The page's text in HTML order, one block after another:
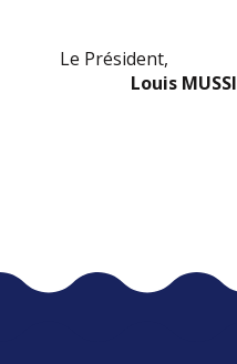
Le Président,
Louis